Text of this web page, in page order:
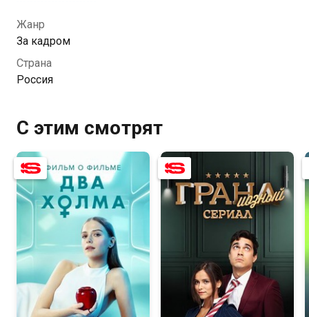
картины.
Жанр
За кадром
Страна
Россия
С этим смотрят